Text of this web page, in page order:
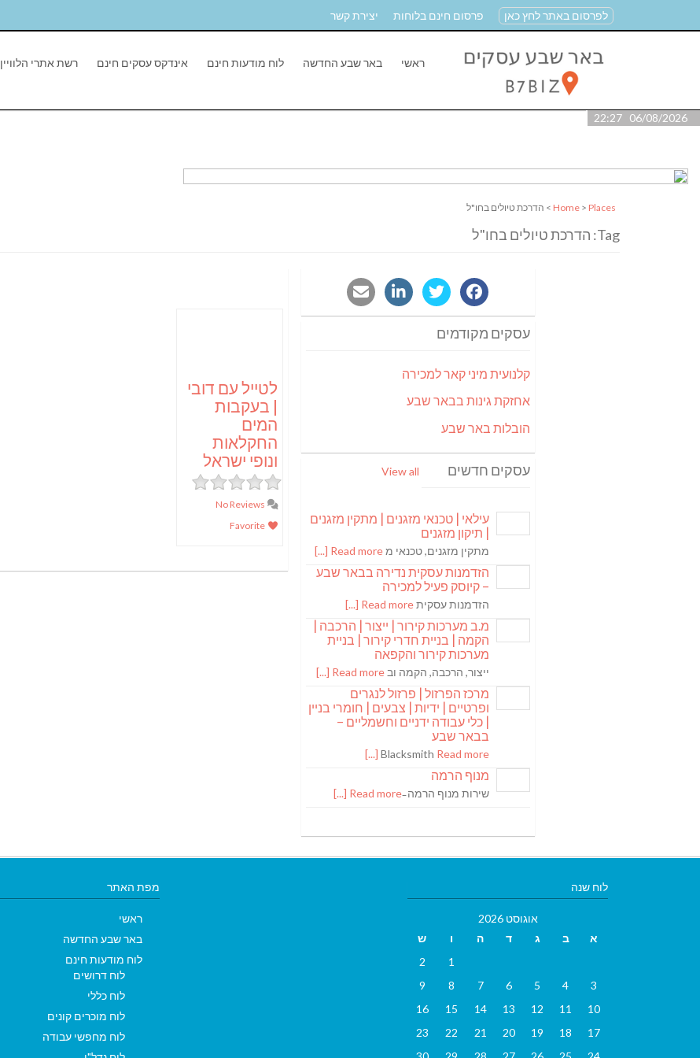
לפרסום באתר לחץ כאן פרסום חינם בלוחות יצירת קשר
ראשי באר שבע החדשה לוח מודעות חינם אינדקס עסקים חינם רשת אתרי הלוויין
06/08/2026 22:27
Home > Places > הדרכת טיולים בחו"ל
Tag: הדרכת טיולים בחו"ל
לטייל עם דובי
| בעקבות
המים
החקלאות
ונופי ישראל
עסקים מקודמים
קלנועית מיני קאר למכירה
אחזקת גינות בבאר שבע
הובלות באר שבע
עסקים חדשים View all
עילאי | טכנאי מזגנים | מתקין מזגנים
| תיקון מזגנים
מתקין מזגנים, טכנאי מRead more [...]
הזדמנות עסקית נדירה בבאר שבע
– קיוסק פעיל למכירה
הזדמנות עסקיתRead more [...]
מ.ב מערכות קירור | ייצור | הרכבה |
הקמה | בניית חדרי קירור | בניית
מערכות קירור והקפאה
ייצור, הרכבה, הקמה וב Read more [...]
מרכז הפרזול | פרזול לנגרים
ופרטיים | ידיות | צבעים | חומרי בניין
| כלי עבודה ידניים וחשמליים –
בבאר שבע
Blacksmith Read more [...]
מנוף הרמה
שירות מנוף הרמה ̵Read more [...]
מפת האתר
ראשי
באר שבע החדשה
לוח מודעות חינם
לוח דרושים
לוח כללי
לוח מוכרים קונים
לוח מחפשי עבודה
לוח שנה
אוגוסט 2026
א
ב ג ד ה ו
ש
1
2
3
4
5
6
7
8
9
10
11
12
13
14
15
16
17
18
19
20
21
22
23